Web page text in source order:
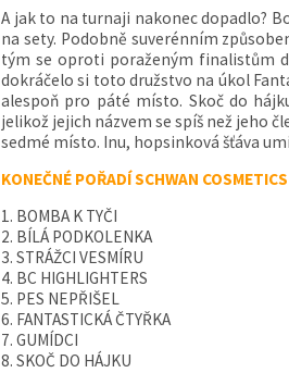
A jak to na turnaji nakonec dopadlo?
na sety. Podobně suverénním
tým se oproti poraženým finalistům
dokráčelo si toto družstvo na úkol
alespoň pro páté místo. Skoč do
jelikož jejich názvem se spíš než jeho
sedmé místo. Inu, hopsinková šťáva
KONEČNÉ POŘADÍ SCHWAN
1. BOMBA K TYČI
2. BÍLÁ PODKOLENKA
3. STRÁŽCI VESMÍRU
4. BC HIGHLIGHTERS
5. PES NEPŘIŠEL
6. FANTASTICKÁ ČTYŘKA
7. GUMÍDCI
8. SKOČ DO HÁJKU